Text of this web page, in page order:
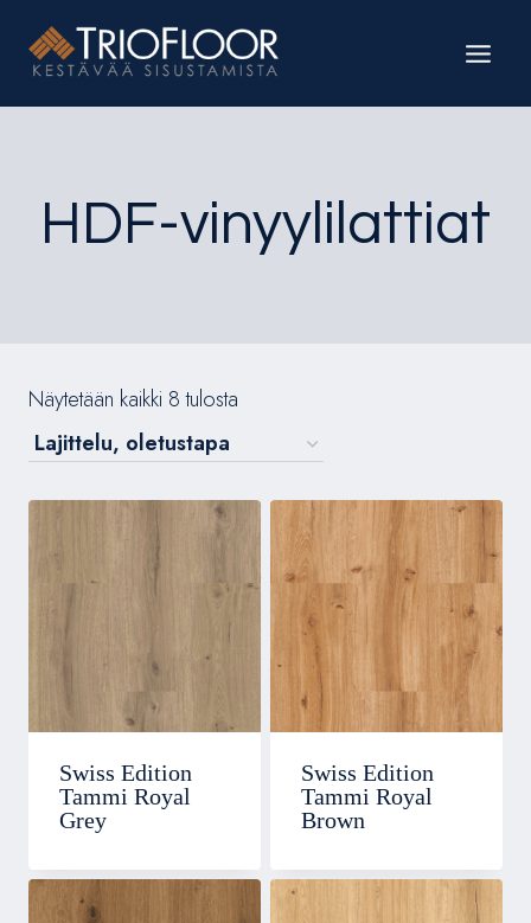
sisältöön
HDF-vinyylilattiat
Näytetään kaikki 8 tulosta
Swiss Edition
Tammi Royal
Grey
Swiss Edition
Tammi Royal
Brown